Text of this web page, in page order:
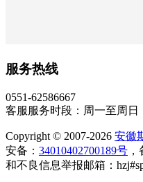
服务热线
0551-62586667
客服服务时段：周一至周日
Copyright © 2007-2026 安徽
安备： 34010402700189号
和不良信息举报邮箱：